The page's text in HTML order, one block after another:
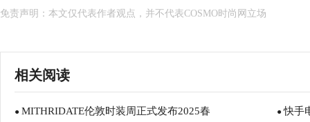
免责声明：本文仅代表作者观点，并不代表COSMO时尚网立场
相关阅读
● MITHRIDATE伦敦时装周正式发布2025春 ●快手